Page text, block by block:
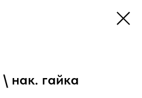
нак. гайка